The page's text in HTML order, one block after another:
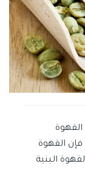
القهوة
البنية